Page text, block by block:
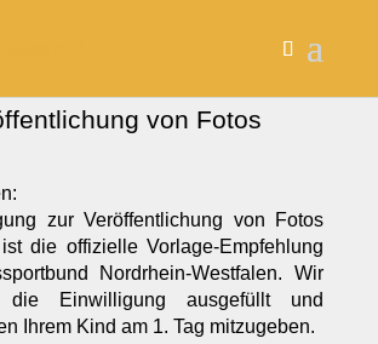
von Fotos
zur Veröffentlichung von Fotos
die offizielle Vorlage-Empfehlung
Nordrhein-Westfalen. Wir
Einwilligung ausgefüllt und
Ihrem Kind am 1. Tag mitzugeben.